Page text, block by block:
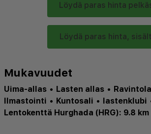
Löydä paras hinta
Löydä paras hinta,
Mukavuudet
Uima-allas • Lasten allas • Ravintola
Ilmastointi • Kuntosali • lastenklubi
Lentokenttä Hurghada (HRG): 9.8 km